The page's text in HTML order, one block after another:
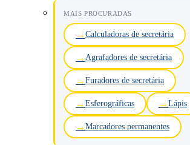
MAIS PROCURADAS
Calculadoras de secretária
Agrafadores de secretária
Furadores de secretária
Esferográficas Lápis
Marcadores permanentes